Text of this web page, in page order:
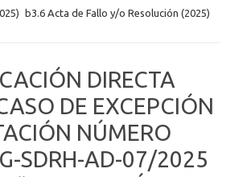
b3.6 Acta de Fallo y/o Resolución (2025)
DIRECTA
DE EXCEPCIÓN
NÚMERO
SDRH-AD-07/2025